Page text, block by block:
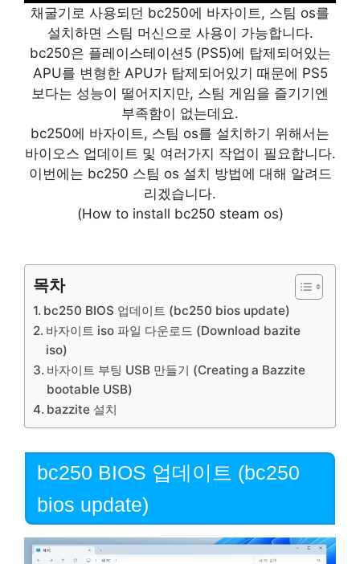
채굴기로 사용되던 bc250에 바자이트, 스팀 os를
설치하면 스팀 머신으로 사용이 가능합니다.
bc250은 플레이스테이션5 (PS5)에 탑제되어있는
APU를 변형한 APU가 탑제되어있기 때문에 PS5
보다는 성능이 떨어지지만, 스팀 게임을 즐기기엔
부족함이 없는데요.
bc250에 바자이트, 스팀 os를 설치하기 위해서는
바이오스 업데이트 및 여러가지 작업이 필요합니다.
이번에는 bc250 스팀 os 설치 방법에 대해 알려드
리겠습니다.
(How to install bc250 steam os)
목차
bc250 BIOS 업데이트 (bc250 bios update)
바자이트 iso 파일 다운로드 (Download bazite
iso)
바자이트 부팅 USB 만들기 (Creating a Bazzite
bootable USB)
bazzite 설치
bc250 BIOS 업데이트 (bc250
bios update)